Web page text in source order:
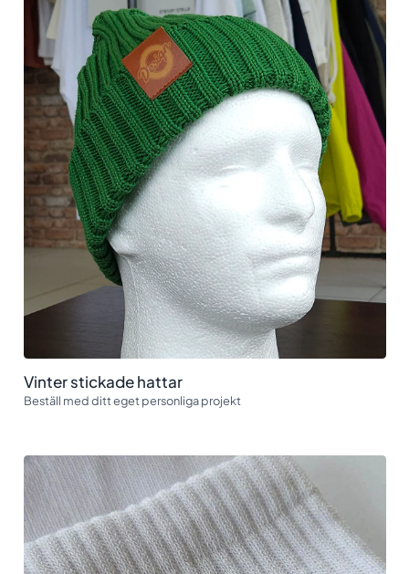
Vinter stickade hattar
Beställ med ditt eget personliga projekt